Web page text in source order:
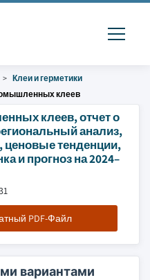
Клеи и герметики
клеев
клеев, отчет о
анализ,
ценовые тенденции,
и прогноз на 2024–
PDF-Файл
вариантами